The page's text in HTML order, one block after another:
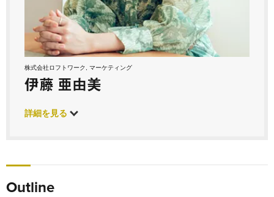
株式会社ロフトワーク, マーケティング
伊藤 亜由美
詳細を見る
Outline